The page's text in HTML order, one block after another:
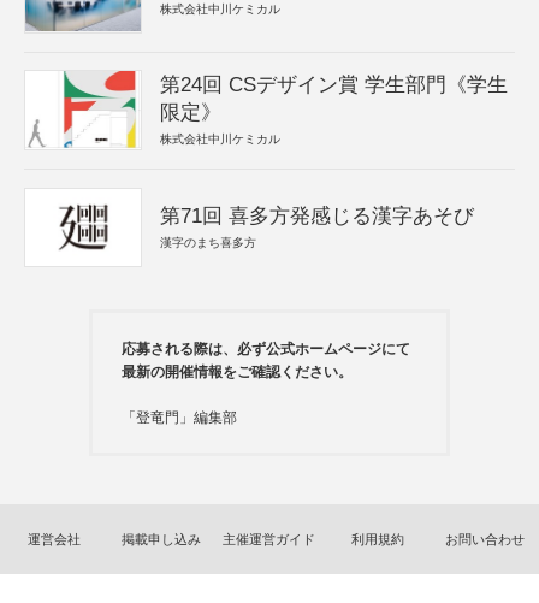
株式会社中川ケミカル
第24回 CSデザイン賞 学生部門《学生
限定》
株式会社中川ケミカル
第71回 喜多方発感じる漢字あそび
漢字のまち喜多方
応募される際は、必ず公式ホームページにて
最新の開催情報をご確認ください。
「登竜門」編集部
運営会社 掲載申し込み 主催運営ガイド 利用規約 お問い合わせ